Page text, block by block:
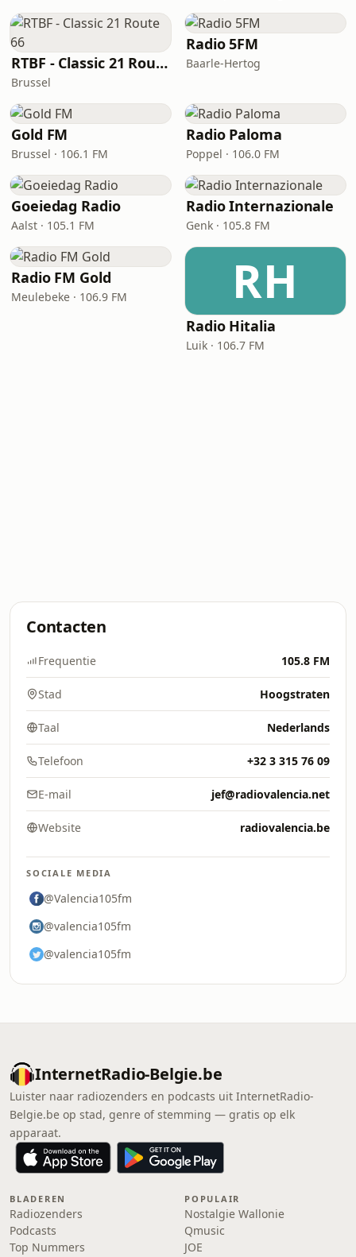
RTBF - Classic 21 Route 66
Brussel
Radio 5FM
Baarle-Hertog
Gold FM
Brussel · 106.1 FM
Radio Paloma
Poppel · 106.0 FM
Goeiedag Radio
Aalst · 105.1 FM
Radio Internazionale
Genk · 105.8 FM
Radio FM Gold
Meulebeke · 106.9 FM RH
Radio Hitalia
Luik · 106.7 FM
Contacten
Frequentie 105.8 FM
Stad Hoogstraten
Taal Nederlands
Telefoon +32 3 315 76 09
E-mail jef@radiovalencia.net
Website radiovalencia.be
SOCIALE MEDIA
@Valencia105fm
@valencia105fm
@valencia105fm
InternetRadio-Belgie.be
Luister naar radiozenders en podcasts uit InternetRadio-
Belgie.be op stad, genre of stemming — gratis op elk
apparaat.
BLADEREN
Radiozenders
Podcasts
Top Nummers
POPULAIR
Nostalgie Wallonie
Qmusic
JOE